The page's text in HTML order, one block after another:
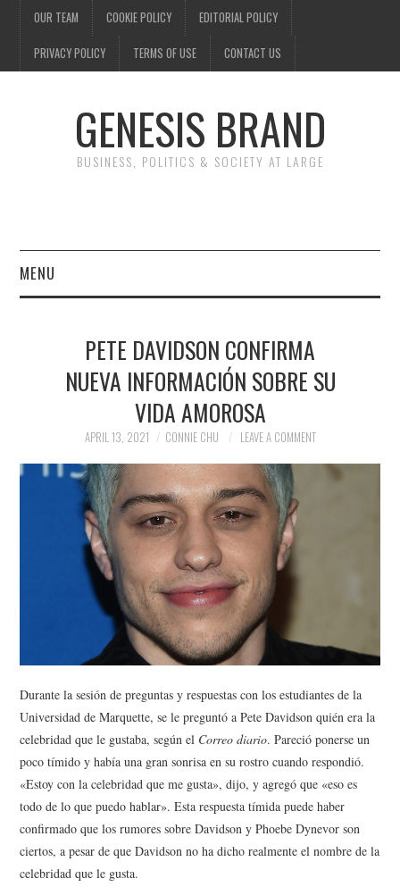
OUR TEAM COOKIE POLICY EDITORIAL POLICY
PRIVACY POLICY TERMS OF USE CONTACT US
GENESIS BRAND
BUSINESS, POLITICS & SOCIETY AT LARGE
MENU
FINANCE
SOCIETY
SPORTS
TECHNOLOGY
PETE DAVIDSON CONFIRMA
NUEVA INFORMACIÓN SOBRE SU
VIDA AMOROSA
APRIL 13, 2021 CONNIE CHU LEAVE A COMMENT
Durante la sesión de preguntas y respuestas con los estudiantes de la
Universidad de Marquette, se le preguntó a Pete Davidson quién era la
celebridad que le gustaba, según el Correo diario. Pareció ponerse un
poco tímido y había una gran sonrisa en su rostro cuando respondió.
«Estoy con la celebridad que me gusta», dijo, y agregó que «eso es
todo de lo que puedo hablar». Esta respuesta tímida puede haber
confirmado que los rumores sobre Davidson y Phoebe Dynevor son
ciertos, a pesar de que Davidson no ha dicho realmente el nombre de la
celebridad que le gusta.